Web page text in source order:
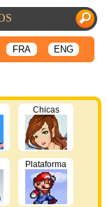
FRA ENG
Chicas
Plataforma